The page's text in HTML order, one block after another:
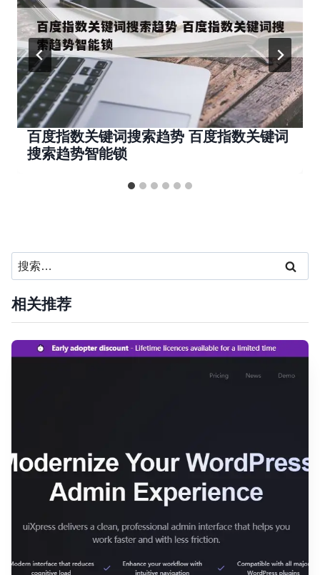
百度指数关键词搜索趋势 百度指数关键词
搜索趋势智能锁
搜
索：
相关推荐